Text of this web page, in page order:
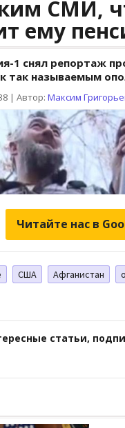
Читайте нас в
США Афганистан
статьи,